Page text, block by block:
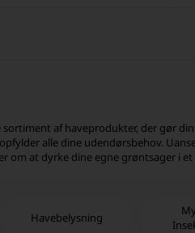
af haveprodukter, der gør
alle dine udendørsbehov.
om at dyrke dine egne grøntsager i
Havebelysning